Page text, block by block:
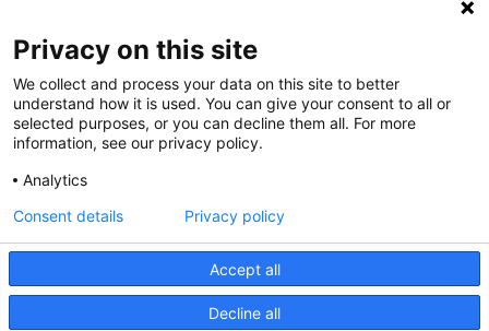
POLÍTICA DE PRIVACIDADE
INCIDENTES SEGURANÇA
LEGRAND PORTUGAL
GRUPO LEGRAND NO MUNDO
© 2026 Legrand. Todos os direitos reservados.
Privacy on this site
We collect and process your data on this site to better
understand how it is used. You can give your consent to all or
selected purposes, or you can decline them all. For more
information, see our privacy policy.
Analytics
Accept all
Decline all
Consent details Privacy policy